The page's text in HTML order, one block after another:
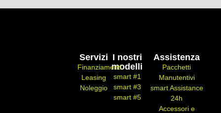
I nostri
modelli
smart #1
smart #3
smart #5
Servizi
Finanziamenti
Leasing
Noleggio
Assistenza
Pacchetti
Manutentivi
smart Assistance
24h
Accessori e